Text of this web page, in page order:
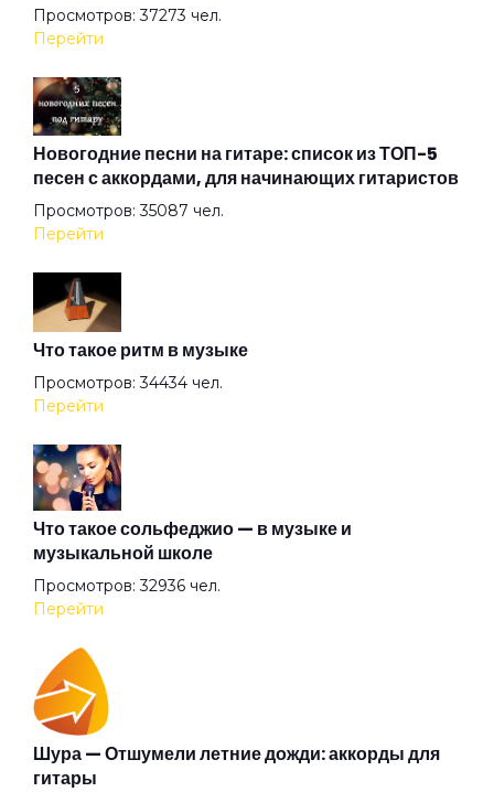
Джульетта
Дыхание
Жажда
Живая вода
Заноза
Звёздные мальчики
Зверь
Золотое пятно
Просмотров: 37273 чел.
Перейти
Новогодние песни на гитаре: список из ТОП-5
песен с аккордами, для начинающих гитаристов
Просмотров: 35087 чел.
Перейти
Что такое ритм в музыке
Просмотров: 34434 чел.
Перейти
Что такое сольфеджио — в музыке и
музыкальной школе
Просмотров: 32936 чел.
Перейти
Шура — Отшумели летние дожди: аккорды для
гитары